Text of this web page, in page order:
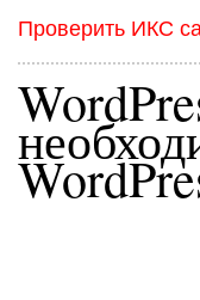
Проверить ИКС